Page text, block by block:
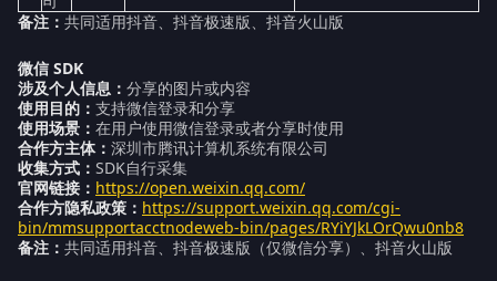
备注： 共同适用抖音、抖音极速版、抖音火山版
微信 SDK
涉及个人信息： 分享的图片或内容
使用目的： 支持微信登录和分享
使用场景： 在用户使用微信登录或者分享时使用
合作方主体： 深圳市腾讯计算机系统有限公司
收集方式： SDK自行采集
官网链接： https://open.weixin.qq.com/
合作方隐私政策： https://support.weixin.qq.com/cgi-
bin/mmsupportacctnodeweb-bin/pages/RYiYJkLOrQwu0nb8
备注： 共同适用抖音、抖音极速版（仅微信分享）、抖音火山版